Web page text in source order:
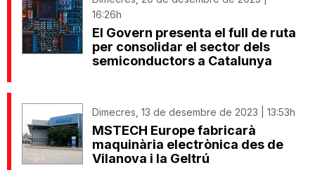
16:26h
El Govern presenta el full de ruta
per consolidar el sector dels
semiconductors a Catalunya
Dimecres, 13 de desembre de 2023 | 13:53h
MSTECH Europe fabricarà
maquinària electrònica des de
Vilanova i la Geltrú